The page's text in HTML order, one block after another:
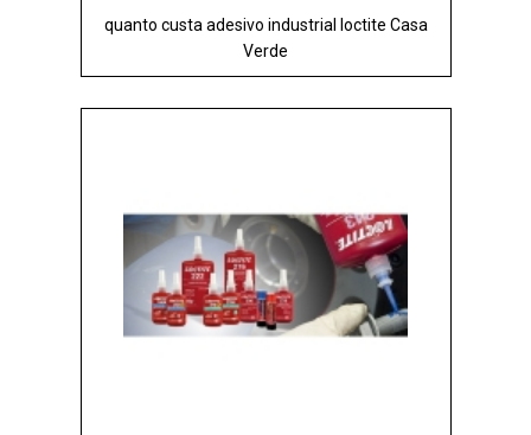
quanto custa adesivo industrial loctite Casa
Verde